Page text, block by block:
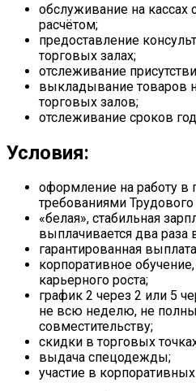
обслуживание на
расчётом;
предоставление
торговых залах;
отслеживание
выкладывание товаров
торговых залов;
отслеживание сроков
Условия:
оформление на работу в
требованиями Трудового
«белая», стабильная
выплачивается два раза
гарантированная
корпоративное
карьерного роста;
график 2 через 2 или 5
не всю неделю, не
совместительству;
скидки в торговых
выдача спецодежды;
участие в